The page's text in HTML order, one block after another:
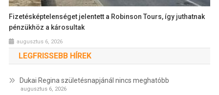
Fizetésképtelenséget jelentett a Robinson Tours, így juthatnak
pénzükhöz a károsultak
augusztus 6, 2026
LEGFRISSEBB HÍREK
Dukai Regina születésnapjánál nincs meghatóbb
augusztus 6, 2026